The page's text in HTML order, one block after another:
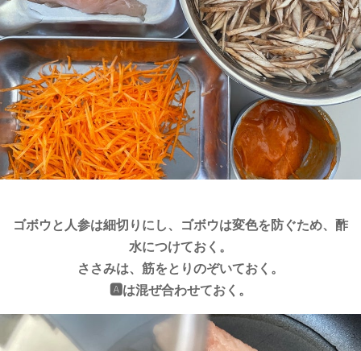
ゴボウと人参は細切りにし、ゴボウは変色を防ぐため、酢
水につけておく。
ささみは、筋をとりのぞいておく。
🅰️は混ぜ合わせておく。